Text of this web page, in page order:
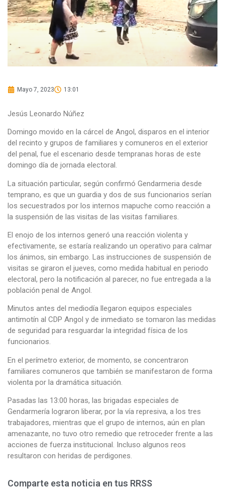
Mayo 7, 2023 13:01
Jesús Leonardo Núñez
Domingo movido en la cárcel de Angol, disparos en el interior
del recinto y grupos de familiares y comuneros en el exterior
del penal, fue el escenario desde tempranas horas de este
domingo día de jornada electoral.
La situación particular, según confirmó Gendarmeria desde
temprano, es que un guardia y dos de sus funcionarios serían
los secuestrados por los internos mapuche como reacción a
la suspensión de las visitas de las visitas familiares.
El enojo de los internos generó una reacción violenta y
efectivamente, se estaría realizando un operativo para calmar
los ánimos, sin embargo. Las instrucciones de suspensión de
visitas se giraron el jueves, como medida habitual en periodo
electoral, pero la notificación al parecer, no fue entregada a la
población penal de Angol.
Minutos antes del mediodía llegaron equipos especiales
antimotín al CDP Angol y de inmediato se tomaron las medidas
de seguridad para resguardar la integridad física de los
funcionarios.
En el perímetro exterior, de momento, se concentraron
familiares comuneros que también se manifestaron de forma
violenta por la dramática situación.
Pasadas las 13:00 horas, las brigadas especiales de
Gendarmería lograron liberar, por la vía represiva, a los tres
trabajadores, mientras que el grupo de internos, aún en plan
amenazante, no tuvo otro remedio que retroceder frente a las
acciones de fuerza institucional. Incluso algunos reos
resultaron con heridas de perdigones.
Comparte esta noticia en tus RRSS